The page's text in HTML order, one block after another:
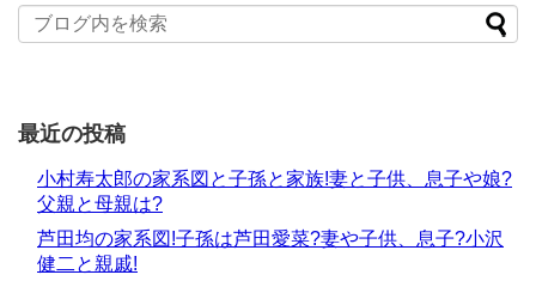
最近の投稿
小村寿太郎の家系図と子孫と家族!妻と子供、息子や娘?
父親と母親は?
芦田均の家系図!子孫は芦田愛菜?妻や子供、息子?小沢
健二と親戚!